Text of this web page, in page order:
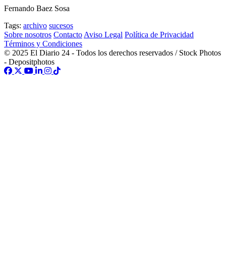
Fernando Baez Sosa
Tags: archivo sucesos
Sobre nosotros Contacto Aviso Legal Política de Privacidad
Términos y Condiciones
© 2025 El Diario 24 - Todos los derechos reservados / Stock Photos
- Depositphotos